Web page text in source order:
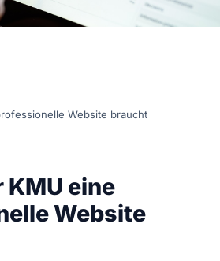
Website braucht
KMU eine
Website